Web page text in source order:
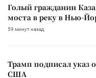
Голый гражданин
моста в реку в Нью-
59 минут назад
Трамп подписал указ
США